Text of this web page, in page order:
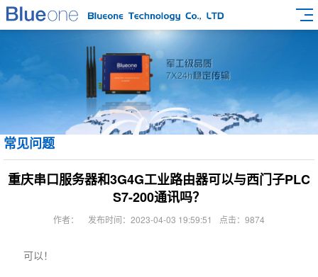
常见问题
重庆串口服务器和3G4G工业路由器可以与西门子PLC
S7-200通讯吗？
作者： 发布时间：2023-04-03 19:59:51 点击：9874
可以！